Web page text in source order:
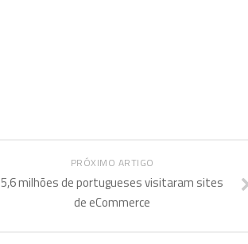
PRÓXIMO ARTIGO
5,6 milhões de portugueses visitaram sites
de eCommerce